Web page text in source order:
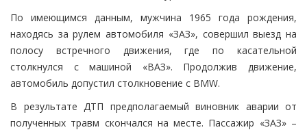
По имеющимся данным, мужчина 1965 года рождения,
находясь за рулем автомобиля «ЗАЗ», совершил выезд на
полосу встречного движения, где по касательной
столкнулся с машиной «ВАЗ». Продолжив движение,
автомобиль допустил столкновение с BMW.
В результате ДТП предполагаемый виновник аварии от
полученных травм скончался на месте. Пассажир «ЗАЗ» –